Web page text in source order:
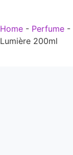
Home - Perfume -
Lumière 200ml